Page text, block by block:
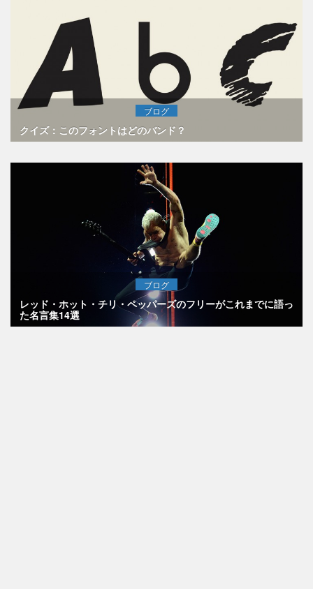
ブログ
クイズ：このフォントはどのバンド？
ブログ
レッド・ホット・チリ・ペッパーズのフリーがこれまでに語っ
た名言集14選